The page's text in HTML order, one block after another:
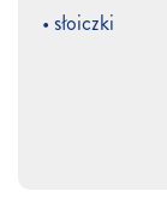
• słoiczki